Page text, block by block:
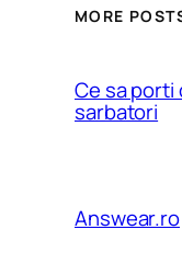
MORE
Ce sa porti
sarbatori
Answear.ro